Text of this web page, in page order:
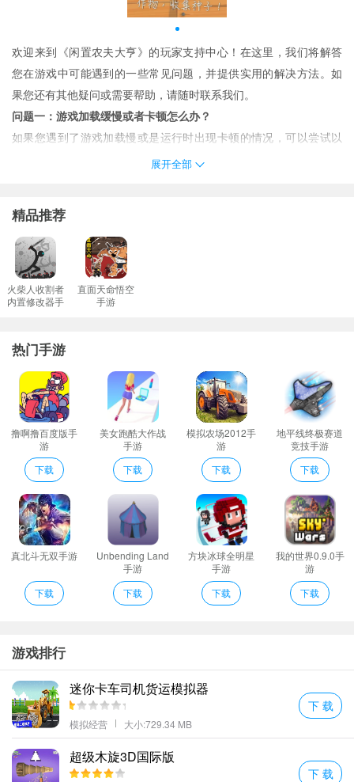
欢迎来到《闲置农夫大亨》的玩家支持中心！在这里，我们将解答
您在游戏中可能遇到的一些常见问题，并提供实用的解决方法。如
果您还有其他疑问或需要帮助，请随时联系我们。
问题一：游戏加载缓慢或者卡顿怎么办？
如果您遇到了游戏加载慢或是运行时出现卡顿的情况，可以尝试以
关闭后台运行的应用程序以释放更多内存空间。
确保您的设备操作系统以及《闲置农夫大亨》都是最新版本。
重启您的设备后再次尝试打开游戏。
展开全部
精品推荐
火柴人收割者
内置修改器手
直面天命悟空
手游
热门手游
撸啊撸百度版手
游
下载
美女跑酷大作战
手游
下载
模拟农场2012手
游
下载
地平线终极赛道
竞技手游
下载
真北斗无双手游
下载
Unbending Land
手游
下载
方块冰球全明星
手游
下载
我的世界0.9.0手
游
下载
游戏排行
迷你卡车司机货运模拟器
模拟经营 大小:729.34 MB
下 载
超级木旋3D国际版
下 载